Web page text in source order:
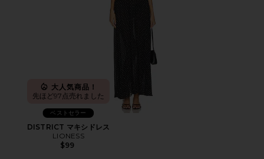
大人気商品！
先ほど97点売れました
ベストセラー
DISTRICT マキシドレス
LIONESS
$99